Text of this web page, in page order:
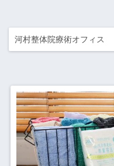
河村整体院療術オフィス